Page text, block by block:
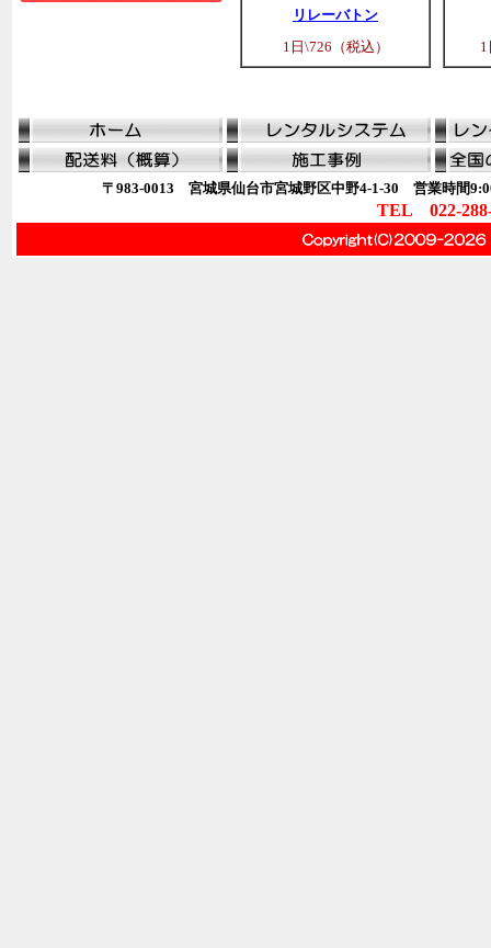
リレーバトン
1日\726（税込）
〒983-0013 宮城県仙台市宮城野区中野4-1-30 営業時間
TEL 022-